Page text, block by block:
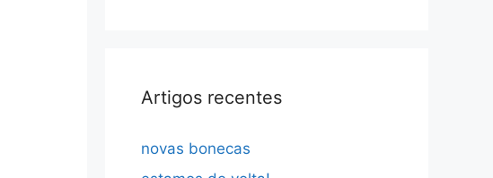
Artigos recentes
novas bonecas